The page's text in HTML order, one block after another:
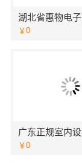
￥0
￥0